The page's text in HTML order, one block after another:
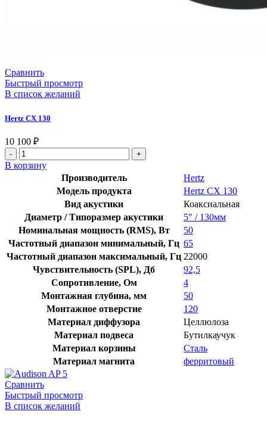
Сравнить
Быстрый просмотр
В список желаний
Hertz CX 130
10 100 ₽
Количество
товара
Hertz
В корзину
Производитель
Hertz
Модель продукта
Hertz CX 130
Вид акустики
Коаксиальная
Диаметр / Типоразмер акустики
5″ / 130мм
Номинальная мощность (RMS), Вт
50
Частотный диапазон минимальный, Гц 65
Частотный диапазон максимальный, Гц 22000
Чувствительность (SPL), Дб
92,5
Сопротивление, Ом
4
Монтажная глубина, мм
50
Монтажное отверстие
120
Материал диффузора
Целлюлоза
Материал подвеса
Бутилкаучук
Материал корзины
Сталь
Материал магнита
ферритовый
Сравнить
Быстрый просмотр
В список желаний